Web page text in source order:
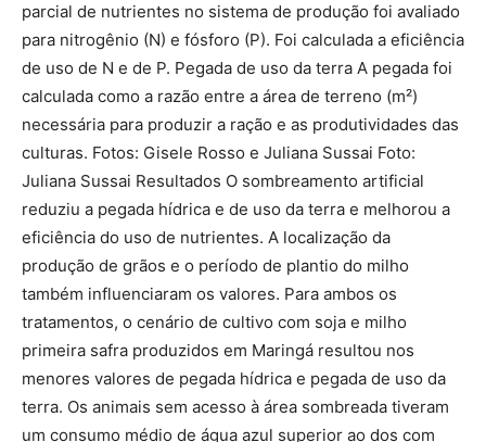
parcial de nutrientes no sistema de produção foi avaliado
para nitrogênio (N) e fósforo (P). Foi calculada a eficiência
de uso de N e de P. Pegada de uso da terra A pegada foi
calculada como a razão entre a área de terreno (m²)
necessária para produzir a ração e as produtividades das
culturas. Fotos: Gisele Rosso e Juliana Sussai Foto:
Juliana Sussai Resultados O sombreamento artificial
reduziu a pegada hídrica e de uso da terra e melhorou a
eficiência do uso de nutrientes. A localização da
produção de grãos e o período de plantio do milho
também influenciaram os valores. Para ambos os
tratamentos, o cenário de cultivo com soja e milho
primeira safra produzidos em Maringá resultou nos
menores valores de pegada hídrica e pegada de uso da
terra. Os animais sem acesso à área sombreada tiveram
um consumo médio de água azul superior ao dos com